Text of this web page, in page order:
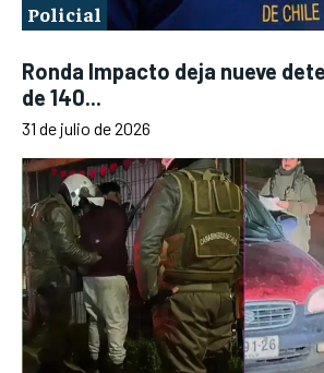
Policial
Ronda Impacto deja nueve
de 140...
31 de julio de 2026